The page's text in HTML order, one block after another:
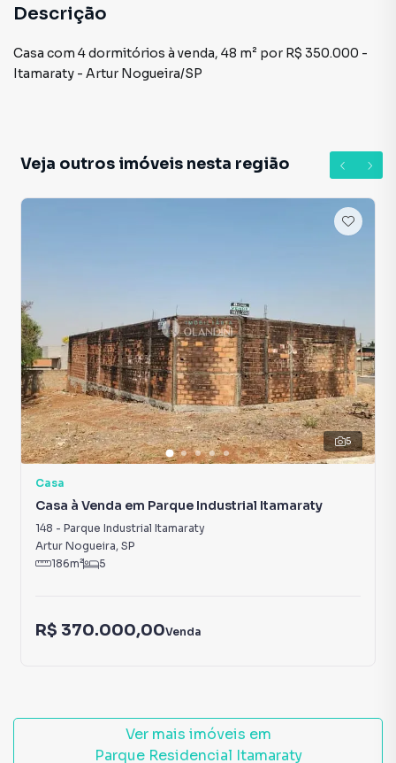
Descrição
Casa com 4 dormitórios à venda, 48 m² por R$ 350.000 -
Itamaraty - Artur Nogueira/SP
Veja outros imóveis nesta região
5
Casa
Casa à Venda em Parque Industrial Itamaraty
148 - Parque Industrial Itamaraty
Artur Nogueira, SP
186m² 5
R$ 370.000,00Venda
Ver mais imóveis em
Parque Residencial Itamaraty